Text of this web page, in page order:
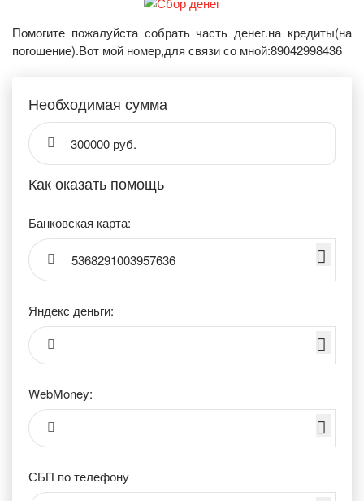
Помогите пожалуйста собрать часть денег.на кредиты(на
погошение).Вот мой номер,для связи со мной:89042998436
Необходимая сумма
300000 руб.
Как оказать помощь
Банковская карта:
5368291003957636
Яндекс деньги:
WebMoney:
СБП по телефону